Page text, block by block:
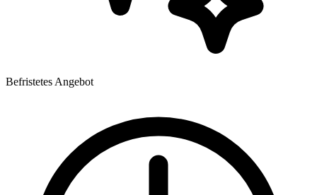
Befristetes Angebot